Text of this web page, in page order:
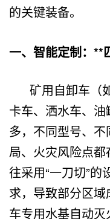
的关键装备。
一、智能定制：**
矿用自卸车（
卡车、洒水车、
多，不同型号、
局、火灾风险点
往采用“一刀切”
求，导致部分区
车专用水基自动